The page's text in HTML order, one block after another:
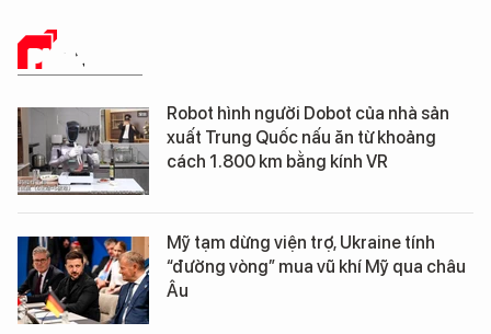
PHÂN TÍCH
Robot hình người Dobot của nhà sản
xuất Trung Quốc nấu ăn từ khoảng
cách 1.800 km bằng kính VR
Mỹ tạm dừng viện trợ, Ukraine tính
“đường vòng” mua vũ khí Mỹ qua châu
Âu